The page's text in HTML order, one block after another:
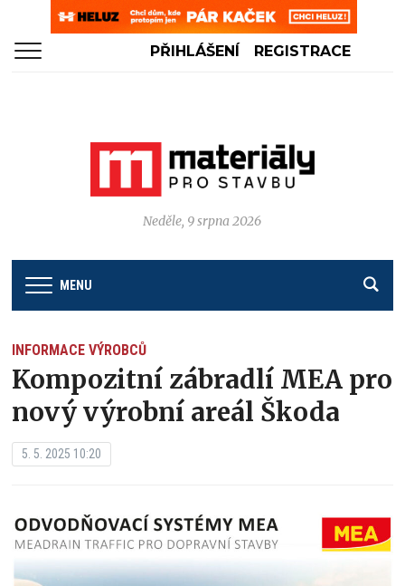
PŘIHLÁŠENÍ REGISTRACE
Neděle, 9 srpna 2026
MENU
INFORMACE VÝROBCŮ
Kompozitní zábradlí MEA pro
nový výrobní areál Škoda
5. 5. 2025 10:20